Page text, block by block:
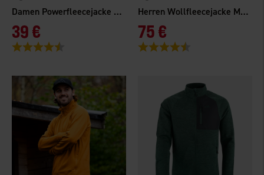
Damen Powerfleecejacke Hemsedal
39 €
Bewertung:
Herren Wollfleecejacke Matterhorn
75 €
Bewertung: